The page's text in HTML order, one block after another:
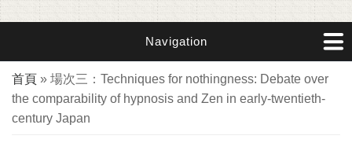
Navigation
您在這裡
首頁 » 場次三：Techniques for nothingness: Debate over
the comparability of hypnosis and Zen in early-twentieth-
century Japan